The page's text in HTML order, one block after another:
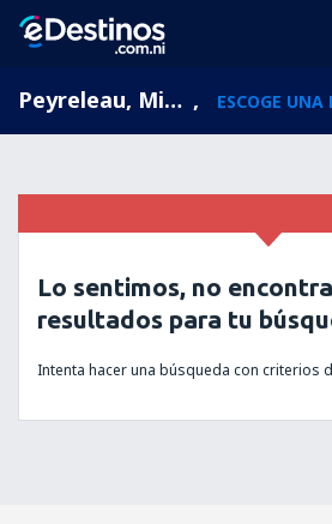
Peyreleau, Midi-Pyrenees, Francia , ESCOGE UNA
Lo sentimos, no
resultados para tu
Intenta hacer una búsqueda con criterios